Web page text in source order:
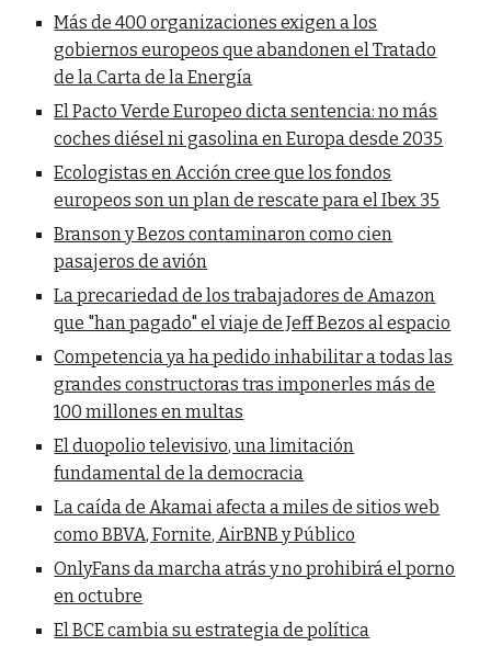
Más de 400 organizaciones exigen a los
gobiernos europeos que abandonen el Tratado
de la Carta de la Energía
El Pacto Verde Europeo dicta sentencia: no más
coches diésel ni gasolina en Europa desde 2035
Ecologistas en Acción cree que los fondos
europeos son un plan de rescate para el Ibex 35
Branson y Bezos contaminaron como cien
pasajeros de avión
La precariedad de los trabajadores de Amazon
que "han pagado" el viaje de Jeff Bezos al espacio
Competencia ya ha pedido inhabilitar a todas las
grandes constructoras tras imponerles más de
100 millones en multas
El duopolio televisivo, una limitación
fundamental de la democracia
La caída de Akamai afecta a miles de sitios web
como BBVA, Fornite, AirBNB y Público
OnlyFans da marcha atrás y no prohibirá el porno
en octubre
El BCE cambia su estrategia de política